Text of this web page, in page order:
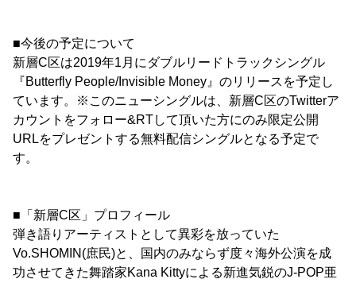
■今後の予定について
新層C区は2019年1月にダブルリードトラックシングル
『Butterfly People/Invisible Money』のリリースを予定し
ています。※このニューシングルは、新層C区のTwitterア
カウントをフォロー&RTして頂いた方にのみ限定公開
URLをプレゼントする無料配信シングルとなる予定で
す。
■「新層C区」プロフィール
弾き語りアーティストとして異彩を放っていた
Vo.SHOMIN(庶民)と、国内のみならず度々海外公演を成
功させてきた舞踏家Kana Kittyによる新進気鋭のJ-POP亜